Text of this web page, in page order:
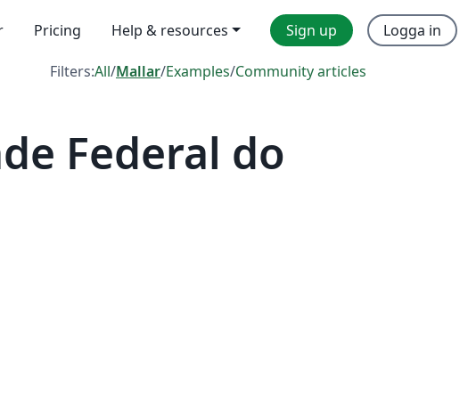
Pricing Help & resources Sign up Logga in
Filters:All/Mallar/Examples/Community articles
Federal do